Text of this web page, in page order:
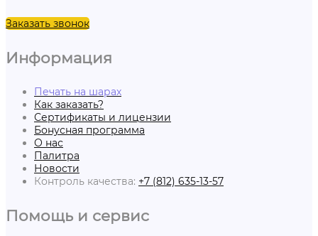
Заказать звонок
Информация
Печать на шарах
Как заказать?
Сертификаты и лицензии
Бонусная программа
О нас
Палитра
Новости
Контроль качества: +7 (812) 635-13-57
Помощь и сервис